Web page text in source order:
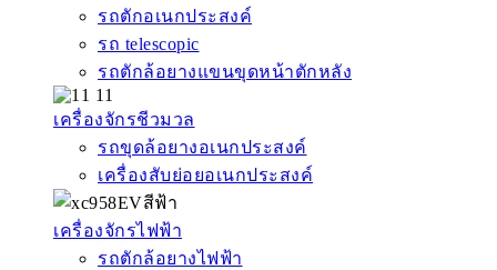
รถตักอเนกประสงค์
รถ telescopic
รถตักล้อยางแขนขุดหน้าตักหลัง
เครื่องจักรชีวมวล
รถขุดล้อยางอเนกประสงค์
เครื่องสับย่อยอเนกประสงค์
เครื่องจักรไฟฟ้า
รถตักล้อยางไฟฟ้า